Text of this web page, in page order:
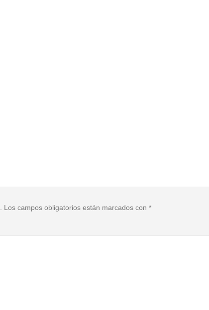
Los campos obligatorios están marcados con *